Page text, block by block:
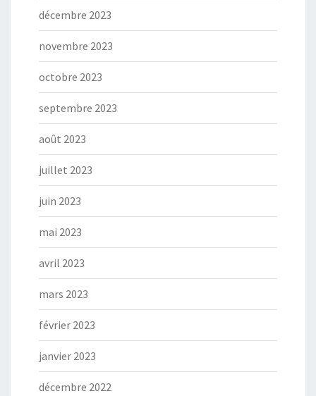
décembre 2023
novembre 2023
octobre 2023
septembre 2023
août 2023
juillet 2023
juin 2023
mai 2023
avril 2023
mars 2023
février 2023
janvier 2023
décembre 2022